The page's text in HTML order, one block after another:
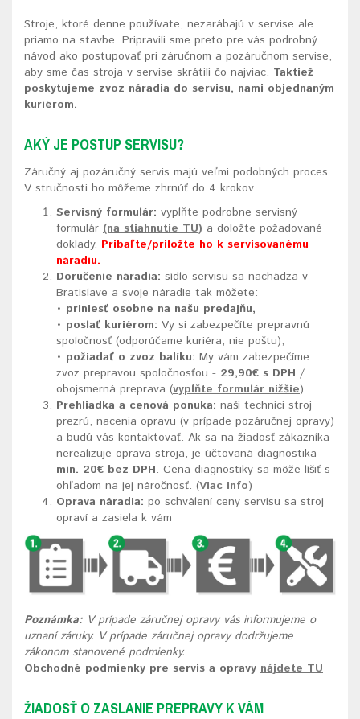
Stroje, ktoré denne používate, nezarábajú v servise ale
priamo na stavbe. Pripravili sme preto pre vás podrobný
návod ako postupovať pri záručnom a pozáručnom servise,
aby sme čas stroja v servise skrátili čo najviac. Taktiež
poskytujeme zvoz náradia do servisu, nami objednaným
kuriérom.
AKÝ JE POSTUP SERVISU?
Záručný aj pozáručný servis majú veľmi podobných proces.
V stručnosti ho môžeme zhrnúť do 4 krokov.
Servisný formulár: vyplňte podrobne servisný
formulár (na stiahnutie TU) a doložte požadované
doklady. Pribaľte/priložte ho k servisovanému
náradiu.
Doručenie náradia: sídlo servisu sa nachádza v
Bratislave a svoje náradie tak môžete:
• priniesť osobne na našu predajňu,
• poslať kuriérom: Vy si zabezpečíte prepravnú
spoločnosť (odporúčame kuriéra, nie poštu),
• požiadať o zvoz balíku: My vám zabezpečíme
zvoz prepravou spoločnosťou - 29,90€ s DPH /
obojsmerná preprava (vyplňte formulár nižšie).
Prehliadka a cenová ponuka: naši technici stroj
prezrú, nacenia opravu (v prípade pozáručnej opravy)
a budú vás kontaktovať. Ak sa na žiadosť zákazníka
nerealizuje oprava stroja, je účtovaná diagnostika
min. 20€ bez DPH. Cena diagnostiky sa môže líšiť s
ohľadom na jej náročnosť. (Viac info)
Oprava náradia: po schválení ceny servisu sa stroj
opraví a zasiela k vám
Poznámka: V prípade záručnej opravy vás informujeme o
uznaní záruky. V prípade záručnej opravy dodržujeme
zákonom stanovené podmienky.
Obchodné podmienky pre servis a opravy nájdete TU
ŽIADOSŤ O ZASLANIE PREPRAVY K VÁM